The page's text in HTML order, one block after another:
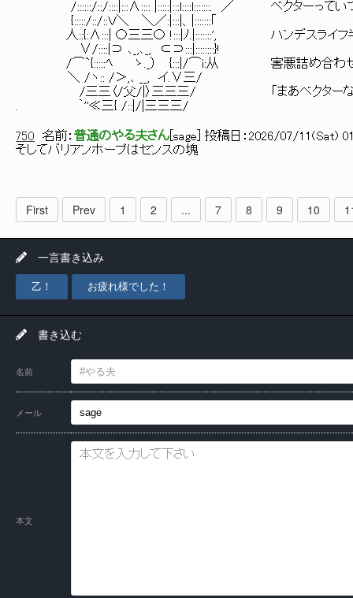
/::::::/::/::::|:::∧:::: |:::::|:::l::::l:::::::. ／ ベクターっていつ
{:::::/::/::Ｖ＼ ＼／:|:::|、|:::::::｢
人::{:∧:::| 〇三三〇 !:::|ﾉ.|:::::::', ハンデスライフ半減
∨/::::|⊃ ､_,､_, ⊂⊃:::|::::::::}!
/⌒`{:::::ﾍ ゝ._） {:::|/⌒i:从 害悪詰め合わせ
＼ /ヽ:: /＞,､ __, イ.∨三/
/三三〈/父/|〉三三三/ 「まあベクターならこうな
. ｀''≪三{ /::|/|三三三/
750 名前： 普通のやる夫さん sage ] 投稿日： 2026/07/11(Sat)
そしてバリアンホープはセンスの塊
First Prev 1 2 ... 7 8 9 10
一言書き込み
乙！ お疲れ様でした！
書き込む
名前
メール
本文